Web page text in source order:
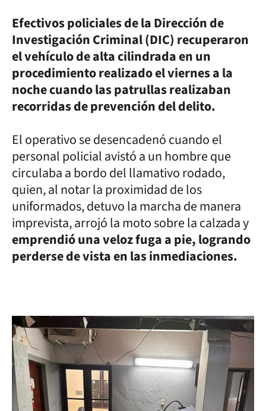
Efectivos policiales de la Dirección de
Investigación Criminal (DIC) recuperaron
el vehículo de alta cilindrada en un
procedimiento realizado el viernes a la
noche cuando las patrullas realizaban
recorridas de prevención del delito.
El operativo se desencadenó cuando el
personal policial avistó a un hombre que
circulaba a bordo del llamativo rodado,
quien, al notar la proximidad de los
uniformados, detuvo la marcha de manera
imprevista, arrojó la moto sobre la calzada y
emprendió una veloz fuga a pie, logrando
perderse de vista en las inmediaciones.